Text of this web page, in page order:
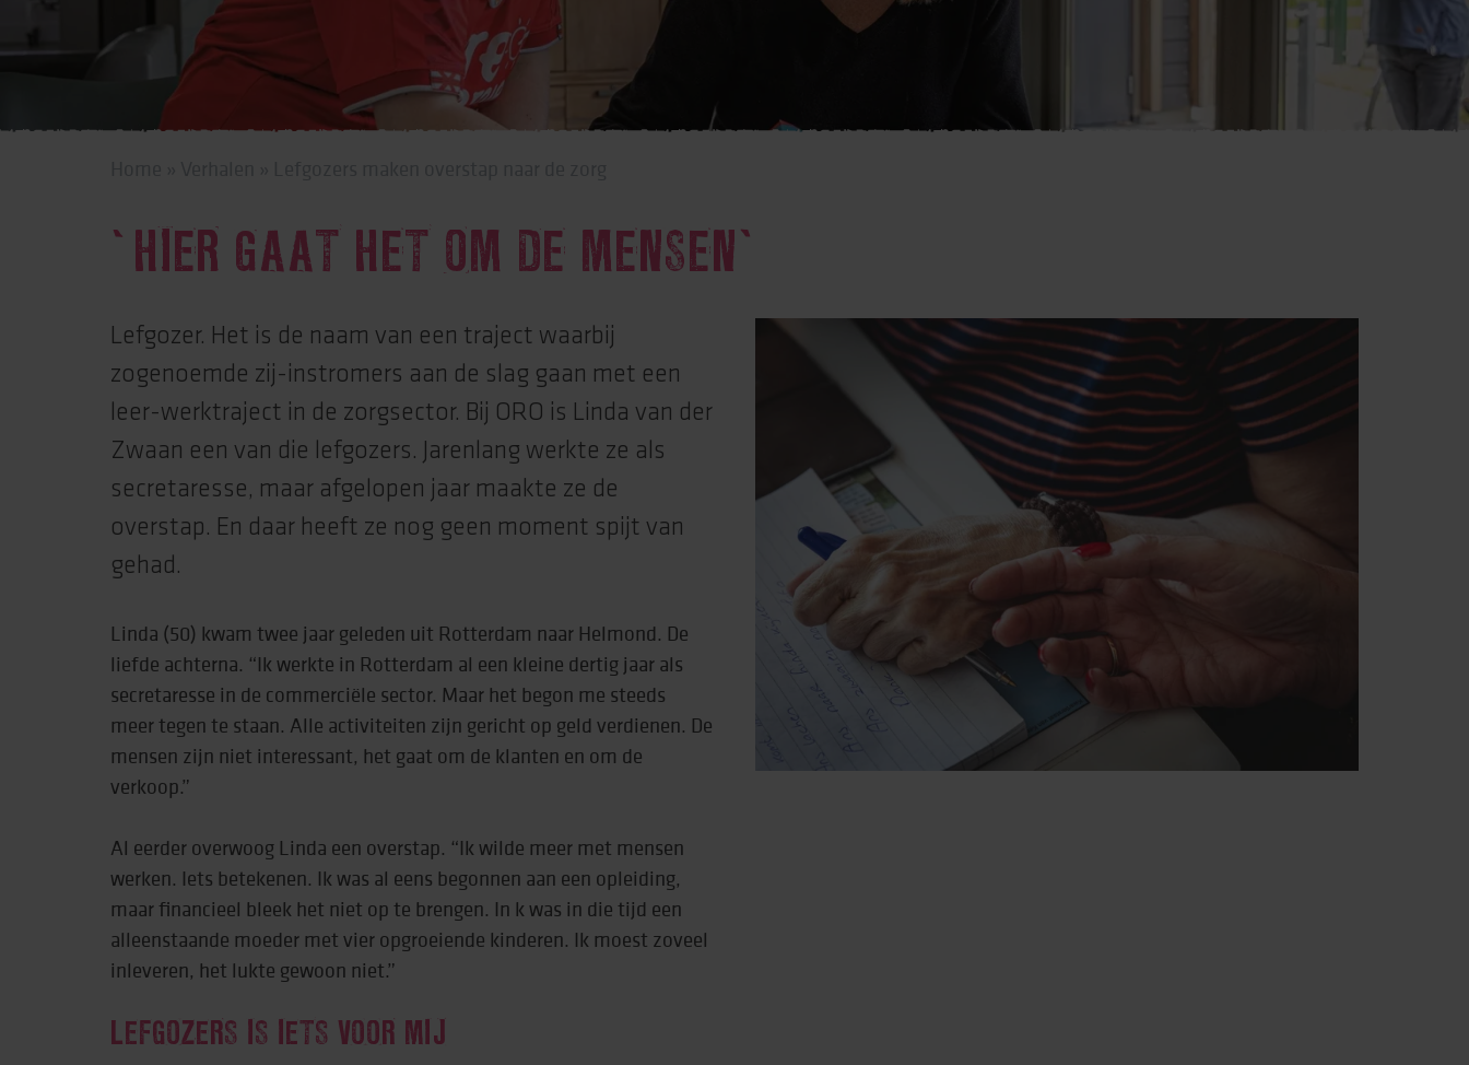
Behandeling & expertise (Lore)
Beweging
‘HIER GAAT HET OM DE MENSEN’
Lefgozer. Het is de naam van een traject waarbij
zogenoemde zij-instromers aan de slag gaan met een
leer-werktraject in de zorgsector. Bij ORO is Linda van der
Zwaan een van die lefgozers. Jarenlang werkte ze als
secretaresse, maar afgelopen jaar maakte ze de
overstap. En daar heeft ze nog geen moment spijt van
gehad.
Linda (50) kwam twee jaar geleden uit Rotterdam naar Helmond. De
liefde achterna. “Ik werkte in Rotterdam al een kleine dertig jaar als
secretaresse in de commerciële sector. Maar het begon me steeds
meer tegen te staan. Alle activiteiten zijn gericht op geld verdienen. De
mensen zijn niet interessant, het gaat om de klanten en om de
verkoop.”
Al eerder overwoog Linda een overstap. “Ik wilde meer met mensen
werken. Iets betekenen. Ik was al eens begonnen aan een opleiding,
maar financieel bleek het niet op te brengen. In k was in die tijd een
alleenstaande moeder met vier opgroeiende kinderen. Ik moest zoveel
inleveren, het lukte gewoon niet.”
LEFGOZERS IS IETS VOOR MIJ